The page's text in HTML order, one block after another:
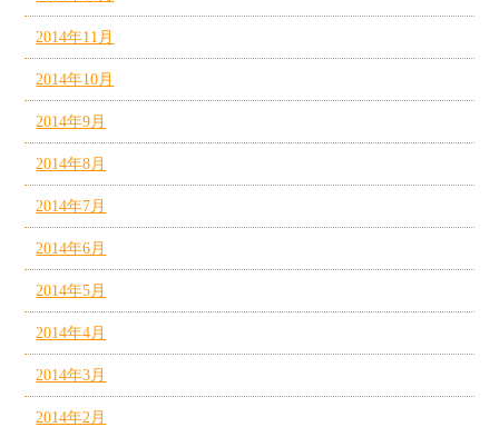
2014年11月
2014年10月
2014年9月
2014年8月
2014年7月
2014年6月
2014年5月
2014年4月
2014年3月
2014年2月